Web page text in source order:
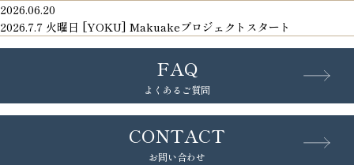
2026.06.20
2026.7.7 火曜日 [YOKU] Makuakeプロジェクトスタート
FAQ
よくあるご質問
CONTACT
お問い合わせ